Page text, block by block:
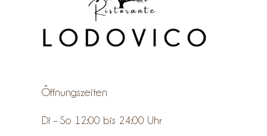
Öffnungszeiten
Di – So 12:00 bis 24:00 Uhr